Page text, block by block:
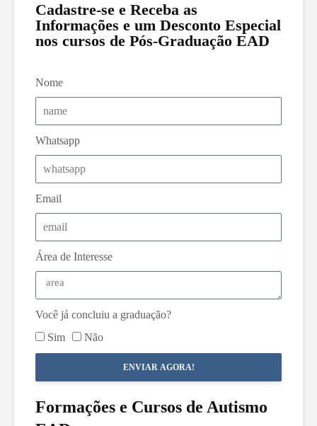
Cadastre-se e Receba as
Informações e um Desconto Especial
nos cursos de Pós-Graduação EAD
Nome
Whatsapp
Email
Área de Interesse
Você já concluiu a graduação?
Sim
Não
ENVIAR AGORA!
Formações e Cursos de Autismo